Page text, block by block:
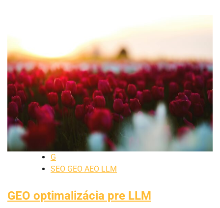
G
SEO GEO AEO LLM
GEO optimalizácia pre LLM